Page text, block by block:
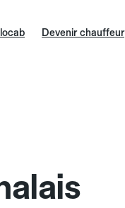
Devenir chauffeur